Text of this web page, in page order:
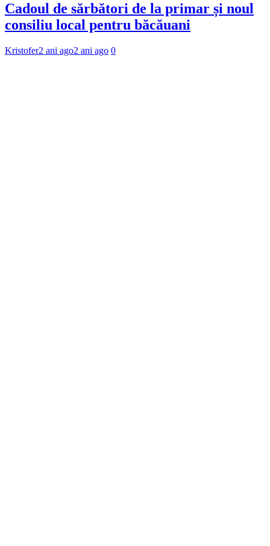
Cadoul de sărbători de la primar și noul
consiliu local pentru băcăuani
Kristofer2 ani ago2 ani ago 0